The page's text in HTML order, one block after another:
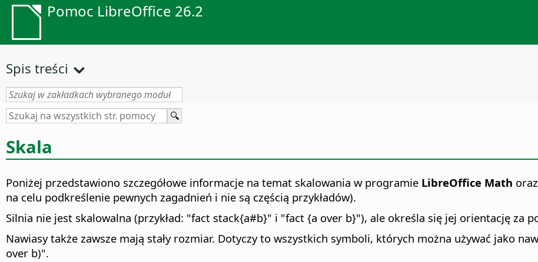
Pomoc LibreOffice 26.2
Spis treści
Skala
Poniżej przedstawiono szczegółowe informacje na temat skalowania w programie LibreOffice Math
na celu podkreślenie pewnych zagadnień i nie są częścią przykładów).
Silnia nie jest skalowalna (przykład: "fact stack{a#b}" i "fact {a over b}"), ale określa się jej orientację za
Nawiasy także zawsze mają stały rozmiar. Dotyczy to wszystkich symboli, których można używać jako
over b)".